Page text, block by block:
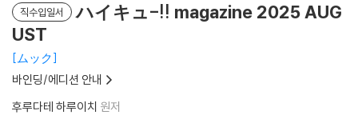
직수입일서
ハイキュ-!! magazine 2025 AUG
UST
ムック
바인딩/에디션 안내
후루다테 하루이치 원저